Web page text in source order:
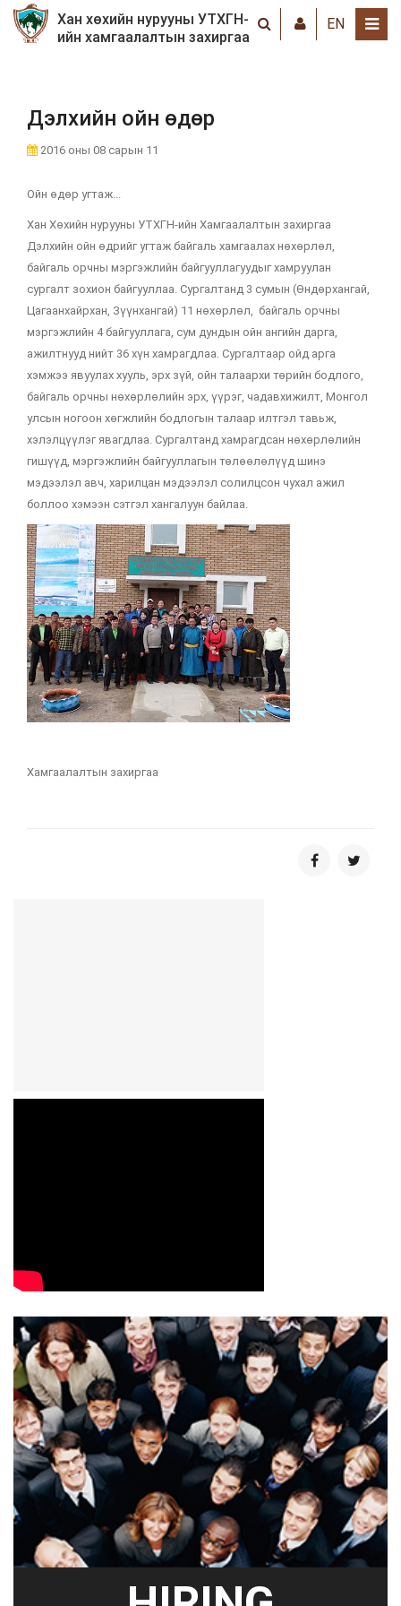
Хан хөхийн нурууны УТХГН-
ийн хамгаалалтын захиргаа
EN
Дэлхийн ойн өдөр
2016 оны 08 сарын 11
Ойн өдөр угтаж...
Хан Хөхийн нурууны УТХГН-ийн Хамгаалалтын захиргаа
Дэлхийн ойн өдрийг угтаж байгаль хамгаалах нөхөрлөл,
байгаль орчны мэргэжлийн байгууллагуудыг хамруулан
сургалт зохион байгууллаа. Сургалтанд 3 сумын (Өндөрхангай,
Цагаанхайрхан, Зүүнхангай) 11 нөхөрлөл, байгаль орчны
мэргэжлийн 4 байгууллага, сум дундын ойн ангийн дарга,
ажилтнууд нийт 36 хүн хамрагдлаа. Сургалтаар ойд арга
хэмжээ явуулах хууль, эрх зүй, ойн талаархи төрийн бодлого,
байгаль орчны нөхөрлөлийн эрх, үүрэг, чадавхижилт, Монгол
улсын ногоон хөгжлийн бодлогын талаар илтгэл тавьж,
хэлэлцүүлэг явагдлаа. Сургалтанд хамрагдсан нөхөрлөлийн
гишүүд, мэргэжлийн байгууллагын төлөөлөлүүд шинэ
мэдээлэл авч, харилцан мэдээлэл солилцсон чухал ажил
боллоо хэмээн сэтгэл хангалуун байлаа.
Хамгаалалтын захиргаа